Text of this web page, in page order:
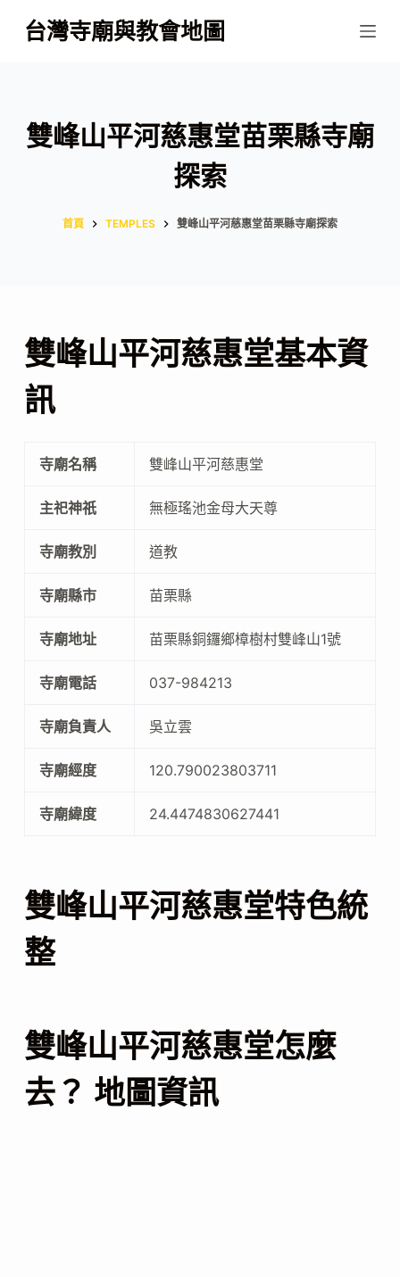
跳
至
容
台灣寺廟與教會地圖
雙峰山平河慈惠堂苗栗縣寺廟
探索
首頁 TEMPLES 雙峰山平河慈惠堂苗栗縣寺廟探索
雙峰山平河慈惠堂基本資
訊
寺廟名稱 雙峰山平河慈惠堂
主祀神祇 無極瑤池金母大天尊
寺廟教別 道教
寺廟縣市 苗栗縣
寺廟地址 苗栗縣銅鑼鄉樟樹村雙峰山1號
寺廟電話 037-984213
寺廟負責人 吳立雲
寺廟經度 120.790023803711
寺廟緯度 24.4474830627441
雙峰山平河慈惠堂特色統
整
雙峰山平河慈惠堂怎麼
去？ 地圖資訊